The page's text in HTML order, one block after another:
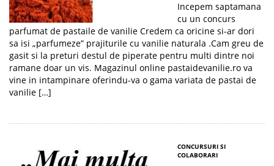
Incepem saptamana
cu un concurs
parfumat de pastaile de vanilie Credem ca oricine si-ar dori
sa isi „parfumeze” prajiturile cu vanilie naturala .Cam greu de
gasit si la preturi destul de piperate pentru multi dintre noi
ramane doar un vis. Magazinul online pastaidevanilie.ro va
vine in intampinare oferindu-va o gama variata de pastai de
vanilie […]
CONCURSURI SI
COLABORARI